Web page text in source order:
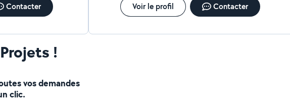
Contacter Voir le profil Contacter
!
vos demandes
clic.